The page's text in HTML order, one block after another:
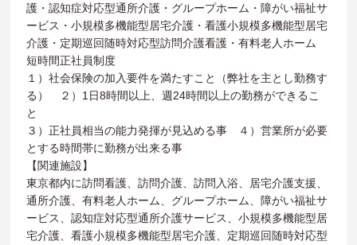
護・認知症対応型通所介護・グループホーム・障がい福祉サ
ービス・小規模多機能型居宅介護・看護小規模多機能型居宅
介護・定期巡回随時対応型訪問介護看護・有料老人ホーム
短時間正社員制度
１）社会保険の加入要件を満たすこと（弊社を主とし勤務す
る） ２）1日8時間以上、週24時間以上の勤務ができるこ
と
３）正社員相当の能力発揮が見込める事 ４）営業所が必要
とする時間帯に勤務が出来る事
【関連施設】
東京都内に訪問看護、訪問介護、訪問入浴、居宅介護支援、
通所介護、有料老人ホーム、グループホーム、障がい福祉サ
ービス、認知症対応型通所介護サービス、小規模多機能型居
宅介護、看護小規模多機能型居宅介護、定期巡回随時対応型